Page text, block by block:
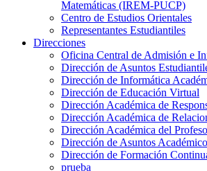
Matemáticas (IREM-PUCP)
Centro de Estudios Orientales
Representantes Estudiantiles
Direcciones
Oficina Central de Admisión e
Dirección de Asuntos
Dirección de Informática
Dirección de Educación Virtual
Dirección Académica de
Dirección Académica de
Dirección Académica del
Dirección de Asuntos
Dirección de Formación
prueba